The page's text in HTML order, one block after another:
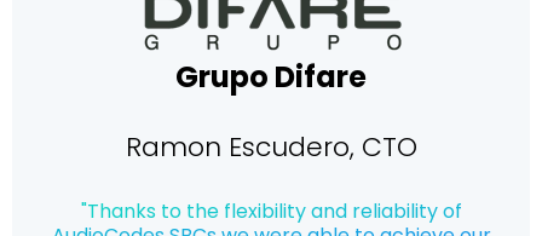
Grupo Difare
Ramon Escudero, CTO
"Thanks to the flexibility and reliability of